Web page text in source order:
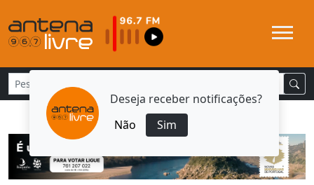
Deseja receber notificações?
Não
Sim